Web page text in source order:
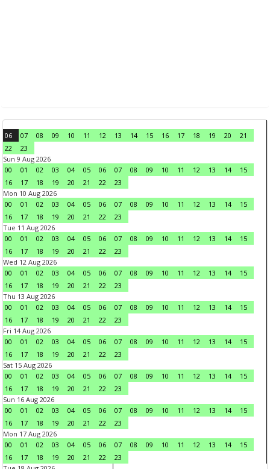
06 07 08 09 10 11 12 13 14 15 16 17 18 19 20
21
22
23
Sun 9 Aug 2026
00
01 02 03 04 05 06 07 08 09 10 11 12 13 14
15
16
17 18 19 20 21 22
23
Mon 10 Aug 2026
00
01 02 03 04 05 06 07 08 09 10 11 12 13 14
15
16
17 18 19 20 21 22
23
Tue 11 Aug 2026
00
01 02 03 04 05 06 07 08 09 10 11 12 13 14
15
16
17 18 19 20 21 22
23
Wed 12 Aug 2026
00
01 02 03 04 05 06 07 08 09 10 11 12 13 14
15
16
17 18 19 20 21 22
23
Thu 13 Aug 2026
00
01 02 03 04 05 06 07 08 09 10 11 12 13 14
15
16
17 18 19 20 21 22
23
Fri 14 Aug 2026
00
01 02 03 04 05 06 07 08 09 10 11 12 13 14
15
16
17 18 19 20 21 22
23
Sat 15 Aug 2026
00
01 02 03 04 05 06 07 08 09 10 11 12 13 14
15
16
17 18 19 20 21 22
23
Sun 16 Aug 2026
00
01 02 03 04 05 06 07 08 09 10 11 12 13 14
15
16
17 18 19 20 21 22
23
Mon 17 Aug 2026
00
01 02 03 04 05 06 07 08 09 10 11 12 13 14
15
16
17 18 19 20 21 22
23